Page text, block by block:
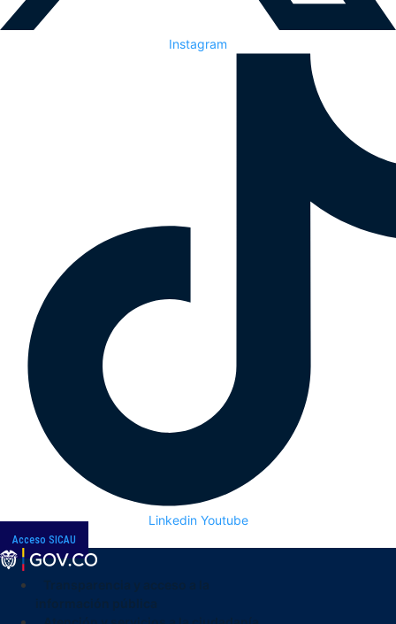
Instagram
Linkedin Youtube
Acceso SICAU